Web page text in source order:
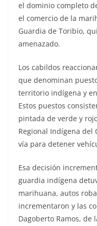
el dominio completo
el comercio de la
Guardia de Toribío,
amenazado.
Los cabildos
que denominan
territorio indígena y
Estos puestos
pintada de verde y
Regional Indígena del
vía para detener
Esa decisión
guardia indígena
marihuana, autos
incrementaron y las
Dagoberto Ramos, de